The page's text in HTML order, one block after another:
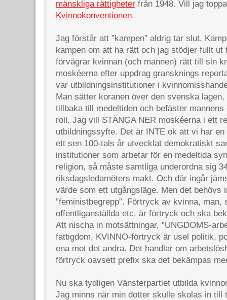
mänskliga rättigheter från 1948. Vill jag
Kvinnokonventionen.
Jag förstår att ”kampen” aldrig tar slut.
kampen om att ha rätt och jag stödjer fullt ut
förvägrar kvinnan (och mannen) rätt till sin
moskéerna efter uppdrag gransknings
var utbildningsinstitutioner i
Man sätter koranen över den svenska
tillbaka till medeltiden och befäster
roll. Jag vill STÄNGA NER moskéerna i ett
utbildningssyfte. Det är INTE ok att vi har
ett sen 100-tals år utvecklat demokratiskt
institutioner som arbetar för en medeltida
religion, så måste samtliga underordna sig
riksdagsledamöters makt. Och där ingår
värde som ett utgångsläge. Men det behövs
”feministbegrepp”. Förtryck av kvinna, man,
offentliganställda etc. är förtryck och ska
Att nischa in motsättningar, ”UNGDOMS-
fattigdom, KVINNO-förtryck är usel politik,
ena mot det andra. Det handlar om
förtryck oavsett prefix ska det bekämpas
Nu ska tydligen Vänsterpartiet utbilda
Jag minns när min dotter skulle skolas in till